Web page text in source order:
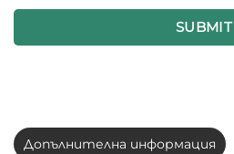
SUBMIT
Допълнителна информация